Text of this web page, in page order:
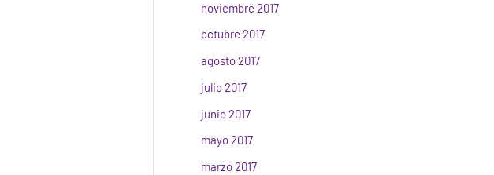
noviembre 2017
octubre 2017
agosto 2017
julio 2017
junio 2017
mayo 2017
marzo 2017